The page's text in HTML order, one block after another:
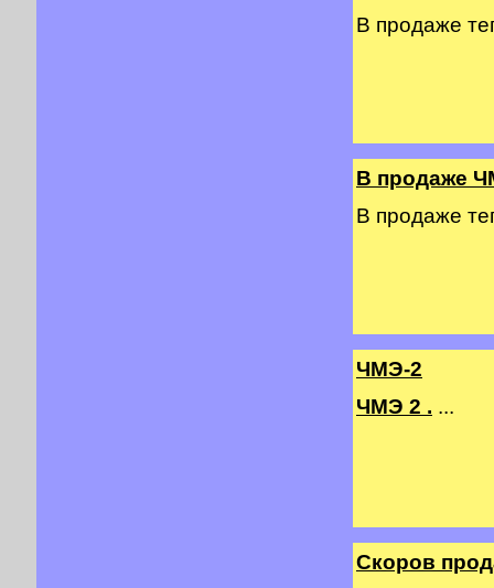
В продаже
В продаже
В продаже
ЧМЭ-2
ЧМЭ 2 . ...
Скоров